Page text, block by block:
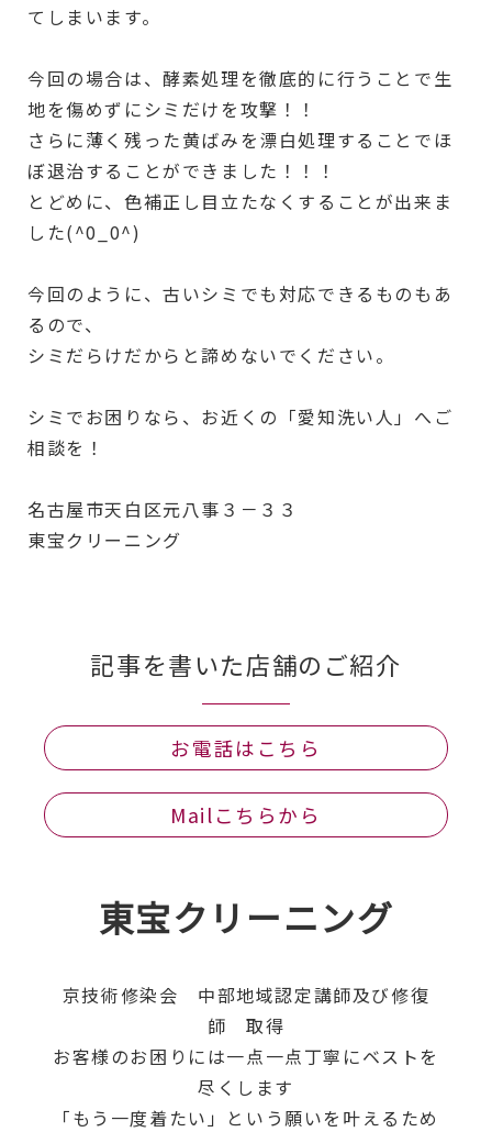
てしまいます。
今回の場合は、酵素処理を徹底的に行うことで生
地を傷めずにシミだけを攻撃！！
さらに薄く残った黄ばみを漂白処理することでほ
ぼ退治することができました！！！
とどめに、色補正し目立たなくすることが出来ま
した(^0_0^)
今回のように、古いシミでも対応できるものもあ
るので、
シミだらけだからと諦めないでください。
シミでお困りなら、お近くの「愛知洗い人」へご
相談を！
名古屋市天白区元八事３－３３
東宝クリーニング
記事を書いた店舗のご紹介
お電話はこちら
Mailこちらから
東宝クリーニング
京技術修染会 中部地域認定講師及び修復
師 取得
お客様のお困りには一点一点丁寧にベストを
尽くします
「もう一度着たい」という願いを叶えるため